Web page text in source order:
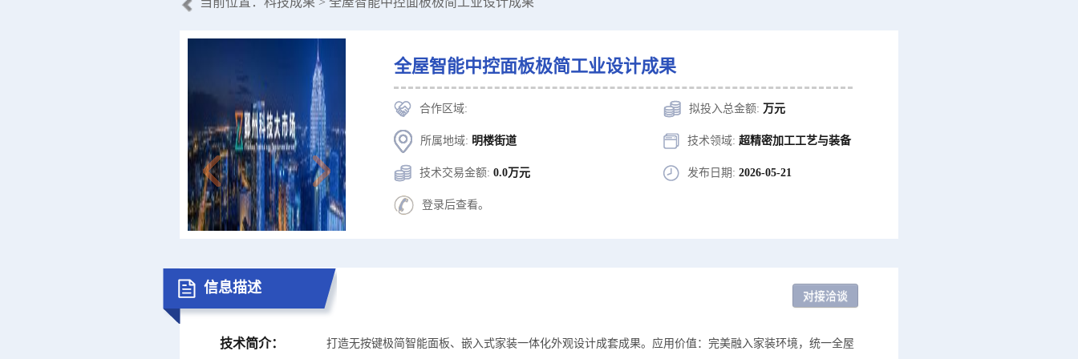
全屋智能中控面板极简工业设计成果
合作区域: 拟投入总金额:万元
所属地域: 明楼街道 技术领域:超精密加工工艺与装备
技术交易金额:0.0万元 发布日期:2026-05-21
登录后查看。
信息描述
技术简介： 打造无按键极简智能面板、嵌入式家装一体化外观设计成套成果。应用价值：完美融入家装环境，统一全屋